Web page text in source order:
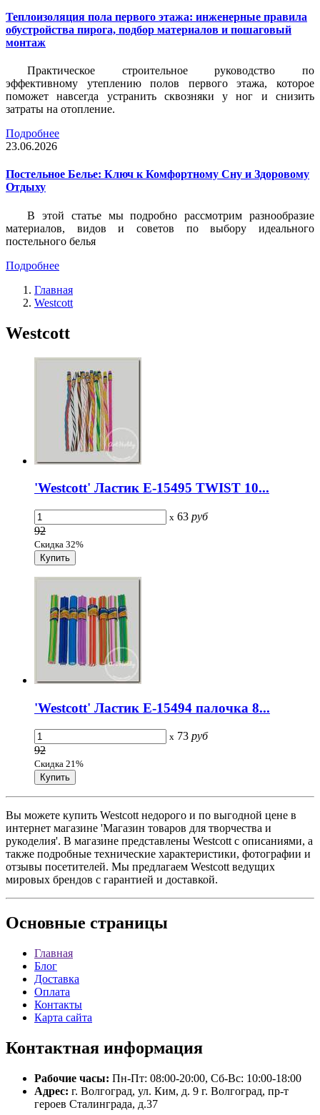
Теплоизоляция пола первого этажа: инженерные правила
обустройства пирога, подбор материалов и пошаговый
монтаж
Практическое строительное руководство по
эффективному утеплению полов первого этажа, которое
поможет навсегда устранить сквозняки у ног и снизить
затраты на отопление.
Подробнее
23.06.2026
Постельное Белье: Ключ к Комфортному Сну и Здоровому
Отдыху
В этой статье мы подробно рассмотрим разнообразие
материалов, видов и советов по выбору идеального
постельного белья
Подробнее
Главная
Westcott
Westcott
'Westcott' Ластик E-15495 TWIST 10...
x 63 руб
92
Скидка 32%
'Westcott' Ластик E-15494 палочка 8...
x 73 руб
92
Скидка 21%
Вы можете купить Westcott недорого и по выгодной цене в
интернет магазине 'Магазин товаров для творчества и
рукоделия'. В магазине представлены Westcott с описаниями, а
также подробные технические характеристики, фотографии и
отзывы посетителей. Мы предлагаем Westcott ведущих
мировых брендов с гарантией и доставкой.
Основные страницы
Главная
Блог
Доставка
Оплата
Контакты
Карта сайта
Контактная информация
Рабочие часы: Пн-Пт: 08:00-20:00, Сб-Вс: 10:00-18:00
Адрес: г. Волгоград, ул. Ким, д. 9 г. Волгоград, пр-т
героев Сталинграда, д.37